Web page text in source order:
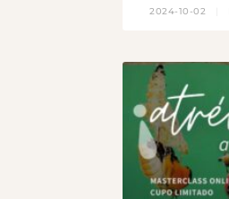
2024-10-02